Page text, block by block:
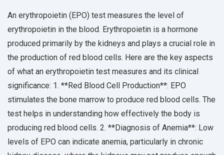
An erythropoietin (EPO) test measures the level of
erythropoietin in the blood. Erythropoietin is a hormone
produced primarily by the kidneys and plays a crucial role in
the production of red blood cells. Here are the key aspects
of what an erythropoietin test measures and its clinical
significance: 1. **Red Blood Cell Production**: EPO
stimulates the bone marrow to produce red blood cells. The
test helps in understanding how effectively the body is
producing red blood cells. 2. **Diagnosis of Anemia**: Low
levels of EPO can indicate anemia, particularly in chronic